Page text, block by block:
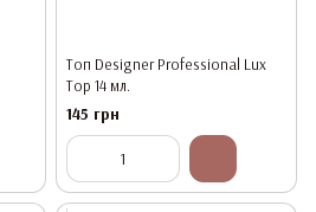
Топ Designer Professional Lux
Top 14 мл.
145 грн